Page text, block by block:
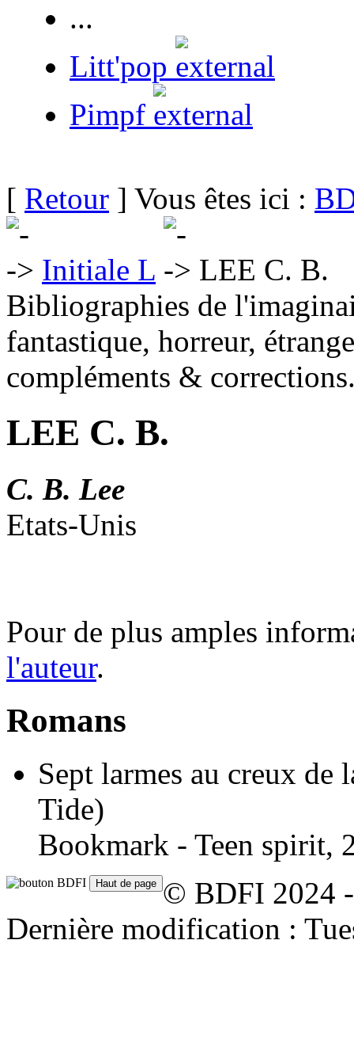
...
Litt'pop
Pimpf
[ Retour ] Vous êtes ici :
Initiale L
LEE C. B.
Bibliographies de
fantastique, horreur,
compléments &
LEE C. B.
C. B. Lee
Etats-Unis
Pour de plus amples
l'auteur.
Romans
Sept larmes au creux de
Tide)
Bookmark - Teen spirit,
© BDFI 2024
Dernière modification :